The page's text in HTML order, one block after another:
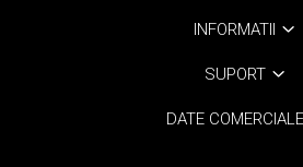
INFORMATII
SUPORT
DATE COMERCIALE